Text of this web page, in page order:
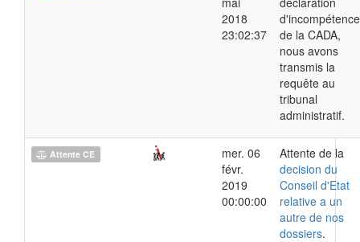
2018
23:02:37
d'incompétence
de la CADA,
nous avons
transmis la
requête au
tribunal
administratif.
Attente CE
mer. 06
févr.
2019
00:00:00
Attente de la
decision du
Conseil d'Etat
relative a un
autre de nos
dossiers.